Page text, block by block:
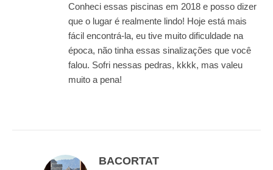
Conheci essas piscinas em 2018 e posso dizer
que o lugar é realmente lindo! Hoje está mais
fácil encontrá-la, eu tive muito dificuldade na
época, não tinha essas sinalizações que você
falou. Sofri nessas pedras, kkkk, mas valeu
muito a pena!
BACORTAT